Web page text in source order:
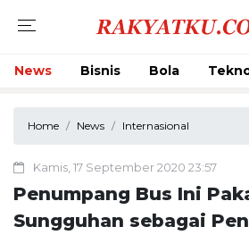
News Bisnis Bola
Home News Internasional
Kamis, 17 September 2020 23:57
Penumpang Bus Ini
Sungguhan sebagai